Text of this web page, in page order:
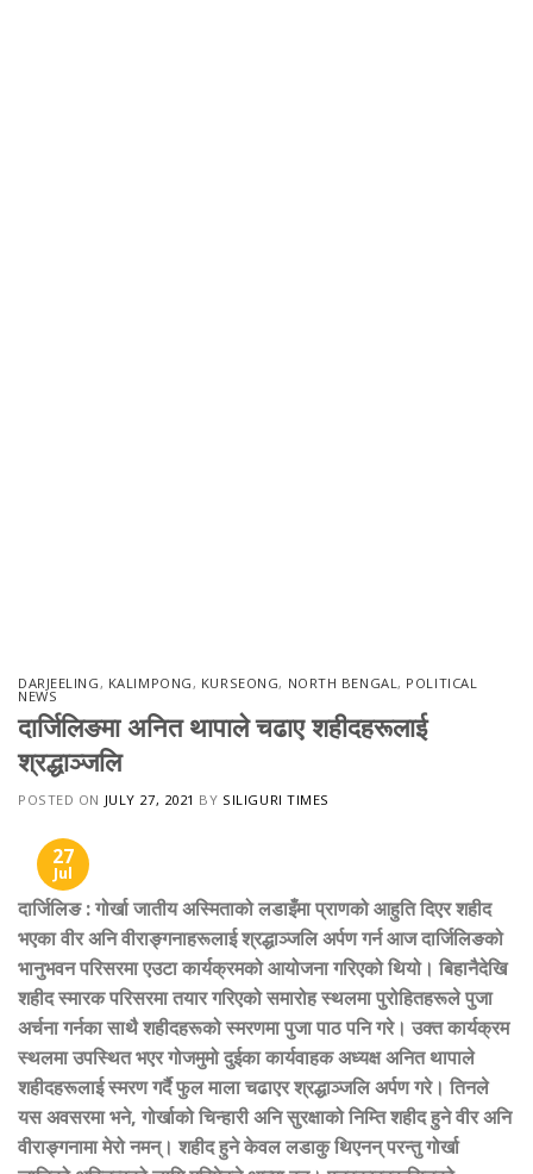
DARJEELING, KALIMPONG, KURSEONG, NORTH BENGAL, POLITICAL
NEWS
दार्जिलिङमा अनित थापाले चढाए शहीदहरूलाई
श्रद्धाञ्जलि
POSTED ON JULY 27, 2021 BY SILIGURI TIMES
27
Jul
दार्जिलिङ:गोर्खा जातीय अस्मिताको लडाइँमा प्राणको आहुति दिएर शहीद
भएका वीर अनि वीराङ्गनाहरूलाई श्रद्धाञ्जलि अर्पण गर्न आज दार्जिलिङको
भानुभवन परिसरमा एउटा कार्यक्रमको आयोजना गरिएको थियो। बिहानैदेखि
शहीद स्मारक परिसरमा तयार गरिएको समारोह स्थलमा पुरोहितहरूले पुजा
अर्चना गर्नका साथै शहीदहरूको स्मरणमा पुजा पाठ पनि गरे। उक्त कार्यक्रम
स्थलमा उपस्थित भएर गोजमुमो दुईका कार्यवाहक अध्यक्ष अनित थापाले
शहीदहरूलाई स्मरण गर्दै फुल माला चढाएर श्रद्धाञ्जलि अर्पण गरे। तिनले
यस अवसरमा भने, गोर्खाको चिन्हारी अनि सुरक्षाको निम्ति शहीद हुने वीर अनि
वीराङ्गनामा मेरो नमन्। शहीद हुने केवल लडाकु थिएनन् परन्तु गोर्खा